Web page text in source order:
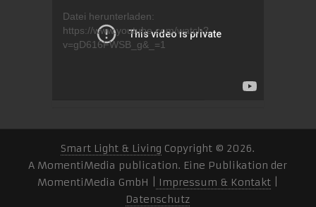
Datei herunterladen:
https://www.youtube.com/watch?
v=gD616FWSB_g&_=1
Smart Light & Living Copyright © 2026.
A MomentiMedia publication. Eine Publikation der
MomentiMedia GmbH |
Impressum & Kontakt
Datenschutz